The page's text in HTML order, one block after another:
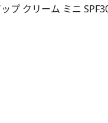
プ クリーム ミニ